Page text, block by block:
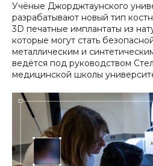
Учёные Джорджтаунского
разрабатывают новый тип
3D печатные имплантаты из
которые могут стать
металлическим и
ведётся под руководством
медицинской школы